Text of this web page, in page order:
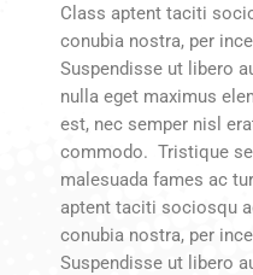
Class aptent taciti
conubia nostra, per
Suspendisse ut libero
nulla eget maximus
est, nec semper nisl
commodo. Tristique
malesuada fames ac
aptent taciti sociosqu
conubia nostra, per
Suspendisse ut libero